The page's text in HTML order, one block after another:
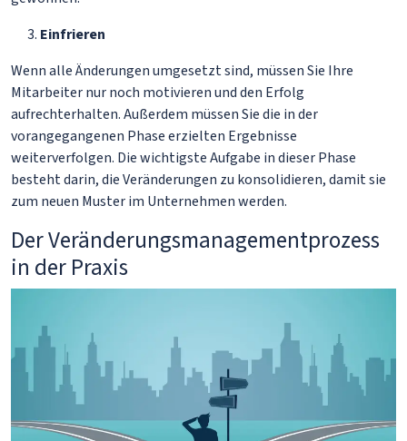
Einfrieren
Wenn alle Änderungen umgesetzt sind, müssen Sie Ihre
Mitarbeiter nur noch motivieren und den Erfolg
aufrechterhalten. Außerdem müssen Sie die in der
vorangegangenen Phase erzielten Ergebnisse
weiterverfolgen. Die wichtigste Aufgabe in dieser Phase
besteht darin, die Veränderungen zu konsolidieren, damit sie
zum neuen Muster im Unternehmen werden.
Der Veränderungsmanagementprozess
in der Praxis